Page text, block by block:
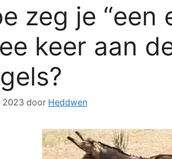
zeg je
keer aan
2023 door Heddwen